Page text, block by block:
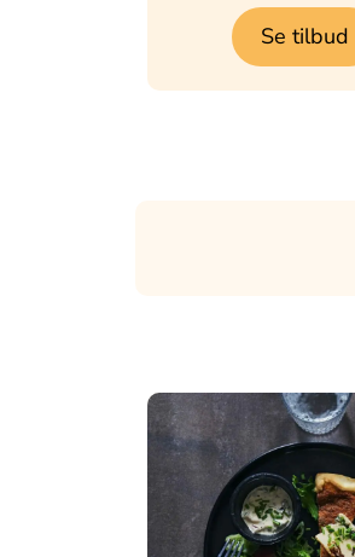
Se tilbud